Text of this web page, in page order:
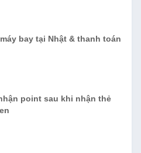
bay tại Nhật & thanh toán
point sau khi nhận thẻ